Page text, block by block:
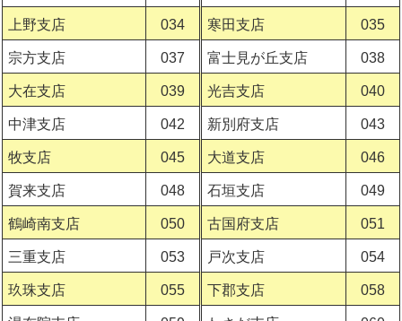
上野支店 034 寒田支店 035
宗方支店 037 富士見が丘支店 038
大在支店 039 光吉支店 040
中津支店 042 新別府支店 043
牧支店 045 大道支店 046
賀来支店 048 石垣支店 049
鶴崎南支店 050 古国府支店 051
三重支店 053 戸次支店 054
玖珠支店 055 下郡支店 058